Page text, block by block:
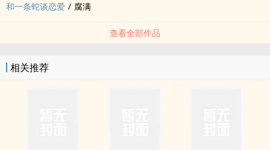
和一条蛇谈恋爱 / 腐满
查看全部作品
相关推荐